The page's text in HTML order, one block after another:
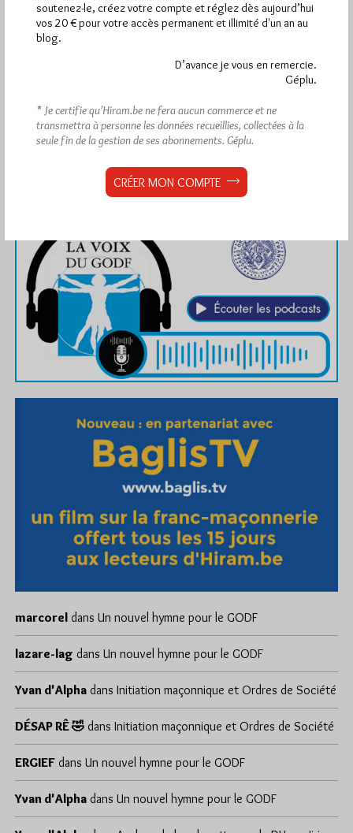
marcorel dans Un nouvel hymne pour le GODF
lazare-lag dans Un nouvel hymne pour le GODF
Yvan d'Alpha dans Initiation maçonnique et Ordres de Société
DÉSAP RÊ 🤣 dans Initiation maçonnique et Ordres de Société
ERGIEF dans Un nouvel hymne pour le GODF
Yvan d'Alpha dans Un nouvel hymne pour le GODF
soutenez-le, créez votre compte et réglez dès aujourd’hui
vos 20 € pour votre accès permanent et illimité d'un an au
blog.
D’avance je vous en remercie.
Géplu.
* Je certifie qu’Hiram.be ne fera aucun commerce et ne
transmettra à personne les données recueillies, collectées à la
seule fin de la gestion de ses abonnements. Géplu.
CRÉER MON COMPTE